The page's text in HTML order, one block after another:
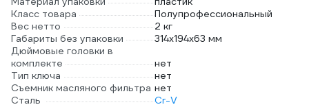
Класс товара
Полупрофессиональный
Вес нетто
2 кг
Габариты без упаковки
314x194x63 мм
Дюймовые головки в
комплекте
нет
Тип ключа
нет
Съемник масляного фильтра нет
Сталь
Cr-V